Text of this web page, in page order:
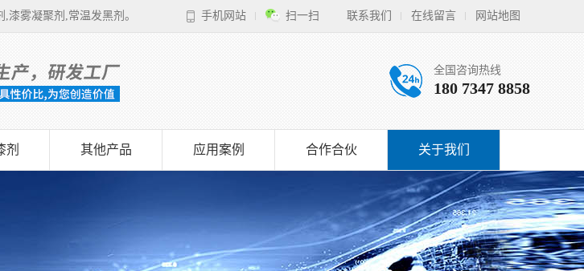
雾凝聚剂,常温发黑剂。 联系我们 在线留言 网站地图
手机网站 扫一扫
全国咨询热线
180 7347 8858
剂 其他产品 应用案例 合作合伙 关于我们